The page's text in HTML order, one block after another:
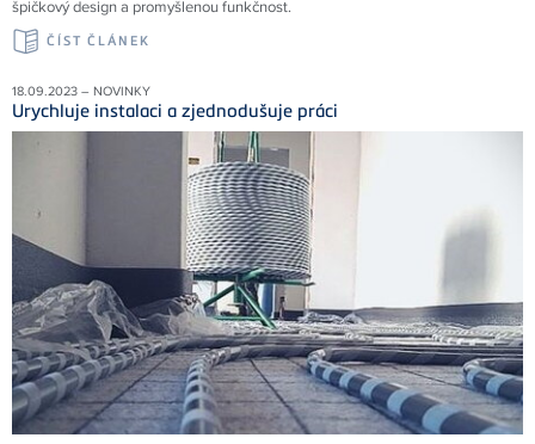
špičkový design a promyšlenou funkčnost.
ČÍST ČLÁNEK
18.09.2023 – NOVINKY
Urychluje instalaci a zjednodušuje práci